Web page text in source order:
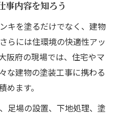
事内容を知ろう
キを塗るだけでなく、建物
らには住環境の快適性アッ
阪府の現場では、住宅やマ
な建物の塗装工事に携わる
めます。
足場の設置、下地処理、塗